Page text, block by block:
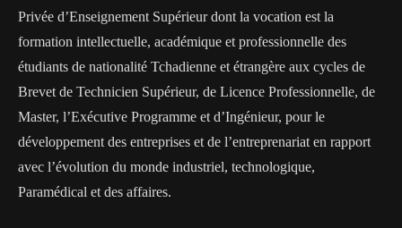
Privée d’Enseignement Supérieur dont la vocation est la
formation intellectuelle, académique et professionnelle des
étudiants de nationalité Tchadienne et étrangère aux cycles de
Brevet de Technicien Supérieur, de Licence Professionnelle, de
Master, l’Exécutive Programme et d’Ingénieur, pour le
développement des entreprises et de l’entreprenariat en rapport
avec l’évolution du monde industriel, technologique,
Paramédical et des affaires.